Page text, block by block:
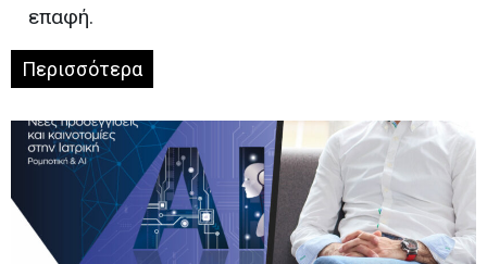
επαφή.
Περισσότερα
Το όνομά σας*
Το email σας*